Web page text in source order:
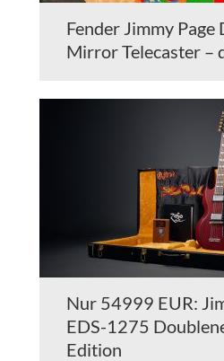
Fender Jimmy Page
Mirror Telecaster –
Nur 54999 EUR:
EDS-1275
Edition